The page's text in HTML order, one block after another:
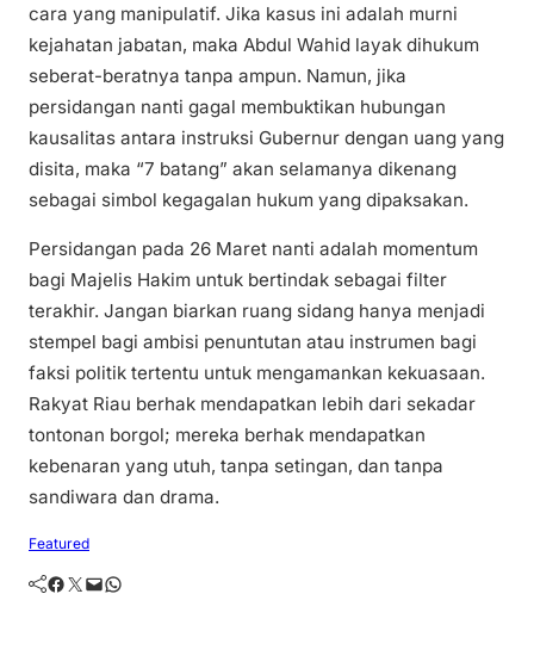
cara yang manipulatif. Jika kasus ini adalah murni
kejahatan jabatan, maka Abdul Wahid layak dihukum
seberat-beratnya tanpa ampun. Namun, jika
persidangan nanti gagal membuktikan hubungan
kausalitas antara instruksi Gubernur dengan uang yang
disita, maka “7 batang” akan selamanya dikenang
sebagai simbol kegagalan hukum yang dipaksakan.
Persidangan pada 26 Maret nanti adalah momentum
bagi Majelis Hakim untuk bertindak sebagai filter
terakhir. Jangan biarkan ruang sidang hanya menjadi
stempel bagi ambisi penuntutan atau instrumen bagi
faksi politik tertentu untuk mengamankan kekuasaan.
Rakyat Riau berhak mendapatkan lebih dari sekadar
tontonan borgol; mereka berhak mendapatkan
kebenaran yang utuh, tanpa setingan, dan tanpa
sandiwara dan drama.
Featured
Facebook Twitter Mail WhatsApp